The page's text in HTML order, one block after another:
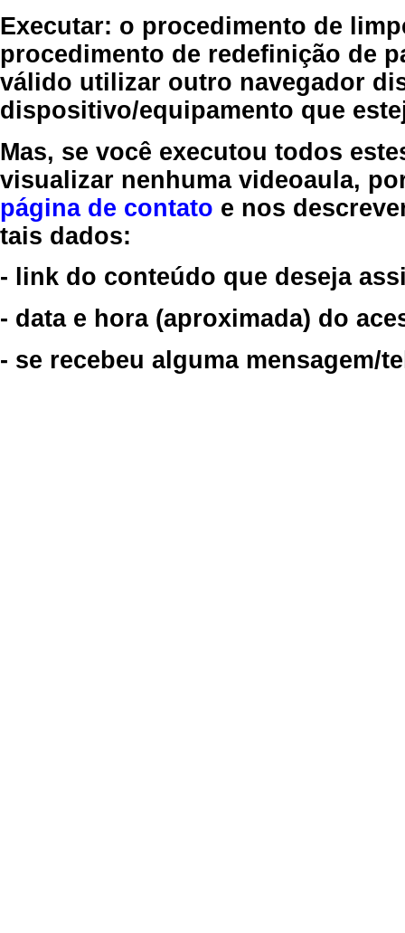
Executar: o procedimento de
procedimento de redefinição de
válido utilizar outro navegador
dispositivo/equipamento que
Mas, se você executou todos
visualizar nenhuma videoaula,
página de contato e nos
tais dados:
- link do conteúdo que deseja
- data e hora (aproximada) do
- se recebeu alguma mensagem/